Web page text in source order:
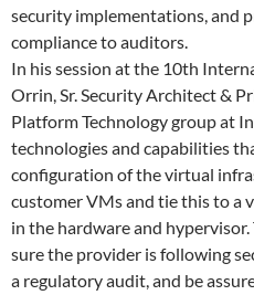
security implementations, and
compliance to auditors.
In his session at the 10th
Orrin, Sr. Security Architect &
Platform Technology group at
technologies and capabilities
configuration of the virtual
customer VMs and tie this to a
in the hardware and
sure the provider is following
a regulatory audit, and be